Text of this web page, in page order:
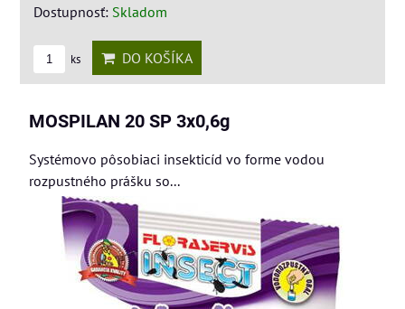
Dostupnosť: Skladom
ks DO KOŠÍKA
MOSPILAN 20 SP 3x0,6g
Systémovo pôsobiaci insekticíd vo forme vodou
rozpustného prášku so...